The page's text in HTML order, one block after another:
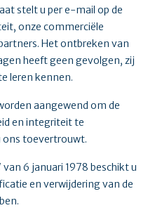
stelt u per e-mail op de
onze commerciële
Het ontbreken van
heeft geen gevolgen, zij
leren kennen.
aangewend om de
en integriteit te
ons toevertrouwt.
6 januari 1978 beschikt u
en verwijdering van de